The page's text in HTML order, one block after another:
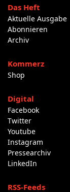
Das Heft
Aktuelle Ausgabe
Abonnieren
Archiv
Kommerz
Shop
Digital
Facebook
Twitter
Youtube
Instagram
Pressearchiv
LinkedIn
RSS-Feeds